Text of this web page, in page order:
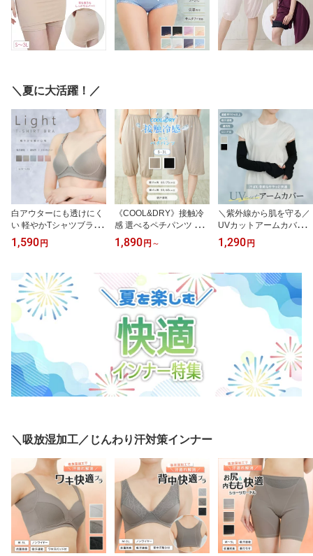
＼夏に大活躍！／
白アウターにも透けにく
い 軽やかTシャツブラ ノ
ンワイヤー A70〜C85 吸
汗速乾 夏ブラ パワーネ
1,590円
《COOL&DRY》接触冷
感 選べるペチパンツ キ
ュロットペチコート 吸汗
速乾 はりつき防止 透け
なし 50cm 60cm 65cm 7
5cm 丈が選べる 年間 通
年 春 夏 秋 冬
1,890円 ～
＼紫外線から肌を守る／
UVカットアームカバー
紫外線対策 UVカット率9
0％以上 日焼け防止 メッ
cm サイズが選べる M L
サムホール
1,290円
＼吸放湿加工／じんわり汗対策インナー